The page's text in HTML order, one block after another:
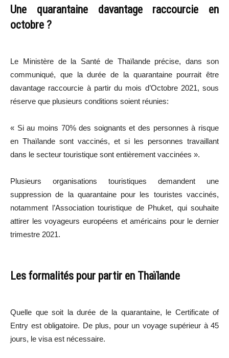
Une quarantaine davantage raccourcie en
octobre ?
Le Ministère de la Santé de Thaïlande précise, dans son
communiqué, que la durée de la quarantaine pourrait être
davantage raccourcie à partir du mois d’Octobre 2021, sous
réserve que plusieurs conditions soient réunies:
« Si au moins 70% des soignants et des personnes à risque
en Thaïlande sont vaccinés, et si les personnes travaillant
dans le secteur touristique sont entièrement vaccinées ».
Plusieurs organisations touristiques demandent une
suppression de la quarantaine pour les touristes vaccinés,
notamment l’Association touristique de Phuket, qui souhaite
attirer les voyageurs européens et américains pour le dernier
trimestre 2021.
Les formalités pour partir en Thaïlande
Quelle que soit la durée de la quarantaine, le Certificate of
Entry est obligatoire. De plus, pour un voyage supérieur à 45
jours, le visa est nécessaire.